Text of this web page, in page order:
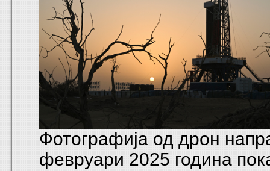
Фотографија од дрон
февруари 2025 година